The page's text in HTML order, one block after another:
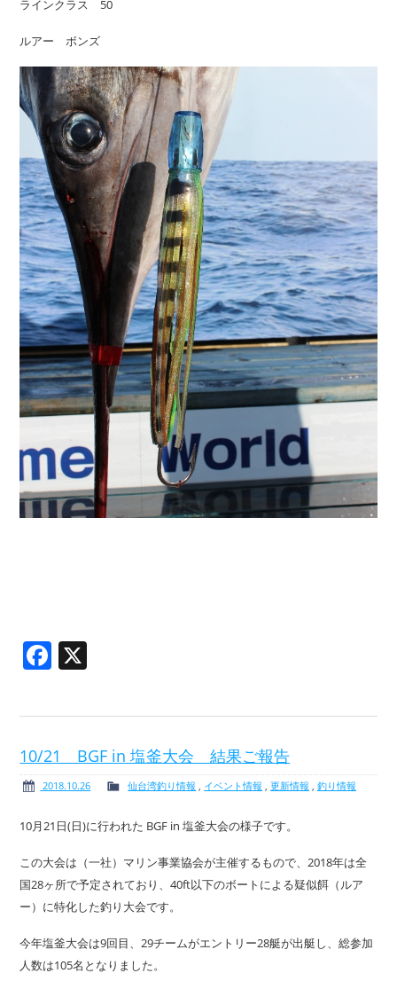
ラインクラス 50
ルアー ボンズ
Facebook
10/21 BGF in 塩釜大会 結果ご報告
2018.10.26 仙台湾釣り情報 , イベント情報 ,更新情報 , 釣り情報
10月21日(日)に行われた BGF in 塩釜大会の様子です。
この大会は（一社）マリン事業協会が主催するもので、2018年は全
国28ヶ所で予定されており、40ft以下のボートによる疑似餌（ルア
ー）に特化した釣り大会です。
今年塩釜大会は9回目、29チームがエントリー28艇が出艇し、総参加
人数は105名となりました。